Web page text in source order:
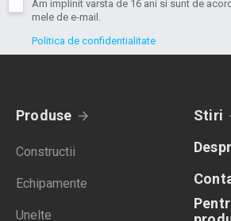
Am implinit varsta de 16 ani si sunt de
mele de e-mail.
Politica de confidentialitate
Produse
Constructii
Echipamente
Unelte
Stiri